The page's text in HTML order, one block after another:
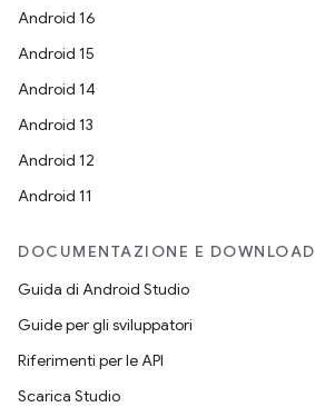
Android 16
Android 15
Android 14
Android 13
Android 12
Android 11
DOCUMENTAZIONE E DOWNLOAD
Guida di Android Studio
Guide per gli sviluppatori
Riferimenti per le API
Scarica Studio